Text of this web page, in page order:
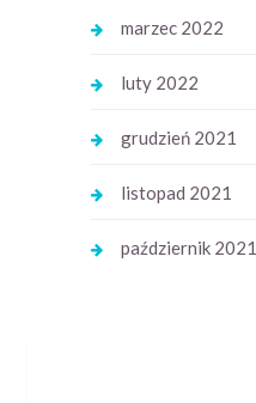
marzec 2022
luty 2022
grudzień 2021
listopad 2021
październik 2021